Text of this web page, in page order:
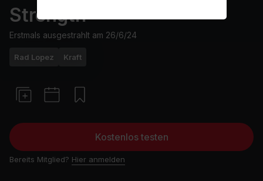
Strength
Erstmals ausgestrahlt am 26/6/24
Rad Lopez Kraft
Kostenlos testen
Bereits Mitglied? Hier anmelden